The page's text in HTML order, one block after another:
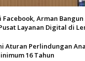
Arman
Layanan Digital di
Aturan Perlindungan
16 Tahun